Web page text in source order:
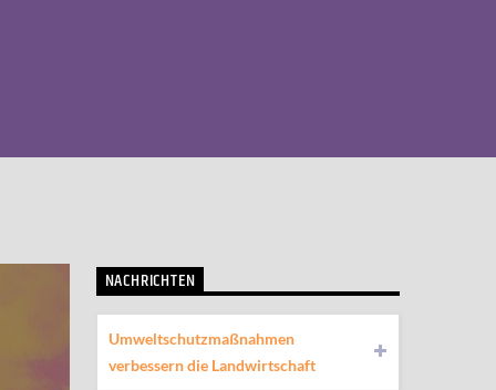
NACHRICHTEN
Umweltschutzmaßnahmen
verbessern die Landwirtschaft